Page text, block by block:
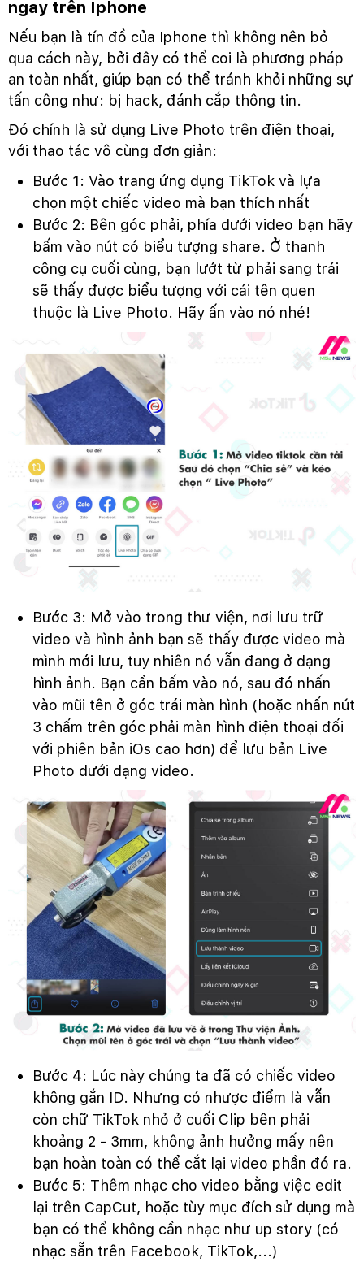
ngay trên Iphone
Nếu bạn là tín đồ của Iphone thì không nên bỏ
qua cách này, bởi đây có thể coi là phương pháp
an toàn nhất, giúp bạn có thể tránh khỏi những sự
tấn công như: bị hack, đánh cắp thông tin.
Đó chính là sử dụng Live Photo trên điện thoại,
với thao tác vô cùng đơn giản:
Bước 1: Vào trang ứng dụng TikTok và lựa
chọn một chiếc video mà bạn thích nhất
Bước 2: Bên góc phải, phía dưới video bạn hãy
bấm vào nút có biểu tượng share. Ở thanh
công cụ cuối cùng, bạn lướt từ phải sang trái
sẽ thấy được biểu tượng với cái tên quen
thuộc là Live Photo. Hãy ấn vào nó nhé!
Bước 3: Mở vào trong thư viện, nơi lưu trữ
video và hình ảnh bạn sẽ thấy được video mà
mình mới lưu, tuy nhiên nó vẫn đang ở dạng
hình ảnh. Bạn cần bấm vào nó, sau đó nhấn
vào mũi tên ở góc trái màn hình (hoặc nhấn nút
3 chấm trên góc phải màn hình điện thoại đối
với phiên bản iOs cao hơn) để lưu bản Live
Photo dưới dạng video.
Bước 4: Lúc này chúng ta đã có chiếc video
không gắn ID. Nhưng có nhược điểm là vẫn
còn chữ TikTok nhỏ ở cuối Clip bên phải
khoảng 2 - 3mm, không ảnh hưởng mấy nên
bạn hoàn toàn có thể cắt lại video phần đó ra.
Bước 5: Thêm nhạc cho video bằng việc edit
lại trên CapCut, hoặc tùy mục đích sử dụng mà
bạn có thể không cần nhạc như up story (có
nhạc sẵn trên Facebook, TikTok,...)